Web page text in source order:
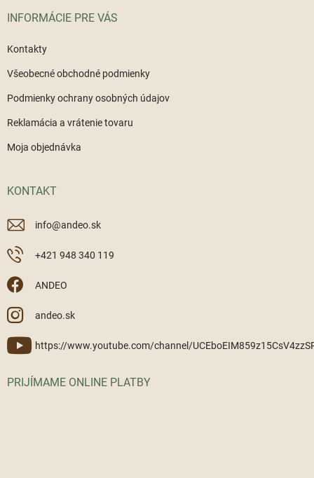
INFORMÁCIE PRE VÁS
Kontakty
Všeobecné obchodné podmienky
Podmienky ochrany osobných údajov
Reklamácia a vrátenie tovaru
Moja objednávka
KONTAKT
info@andeo.sk
+421 948 340 119
ANDEO
andeo.sk
https://www.youtube.com/channel/
PRIJÍMAME ONLINE PLATBY